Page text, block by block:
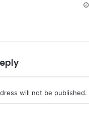
will not be published.